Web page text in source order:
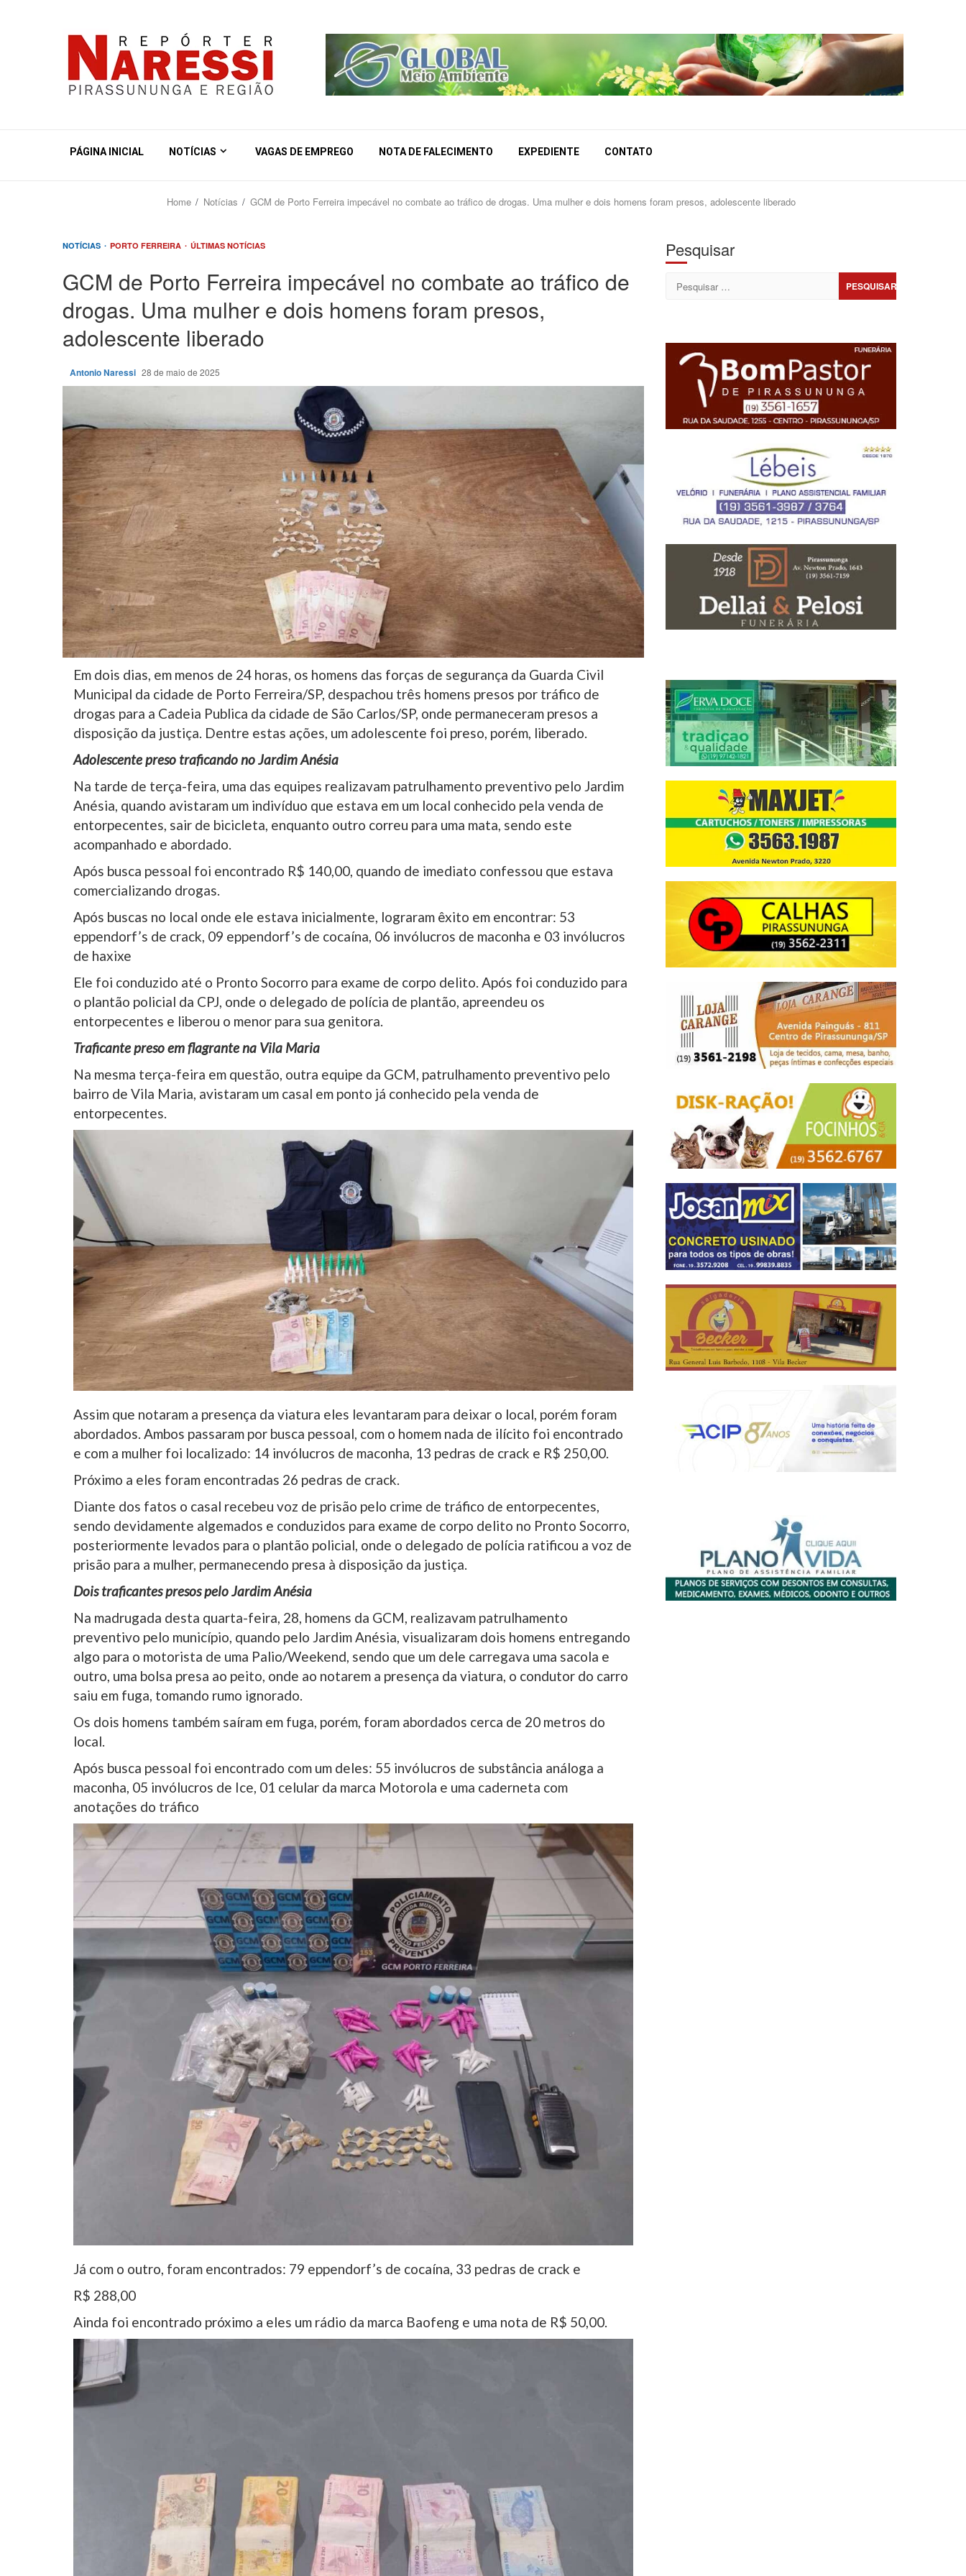
PÁGINA INICIAL NOTÍCIAS VAGAS DE EMPREGO NOTA DE FALECIMENTO EXPEDIENTE CONTATO
Home Notícias GCM de Porto Ferreira impecável no combate ao tráfico de drogas. Uma mulher e dois homens foram presos, adolescente liberado
NOTÍCIAS PORTO FERREIRA ÚLTIMAS NOTÍCIAS
GCM de Porto Ferreira impecável no combate ao tráfico de
drogas. Uma mulher e dois homens foram presos,
adolescente liberado
Antonio Naressi 28 de maio de 2025
Em dois dias, em menos de 24 horas, os homens das forças de segurança da Guarda Civil
Municipal da cidade de Porto Ferreira/SP, despachou três homens presos por tráfico de
drogas para a Cadeia Publica da cidade de São Carlos/SP, onde permaneceram presos a
disposição da justiça. Dentre estas ações, um adolescente foi preso, porém, liberado.
Adolescente preso traficando no Jardim Anésia
Na tarde de terça-feira, uma das equipes realizavam patrulhamento preventivo pelo Jardim
Anésia, quando avistaram um indivíduo que estava em um local conhecido pela venda de
entorpecentes, sair de bicicleta, enquanto outro correu para uma mata, sendo este
acompanhado e abordado.
Após busca pessoal foi encontrado R$ 140,00, quando de imediato confessou que estava
comercializando drogas.
Após buscas no local onde ele estava inicialmente, lograram êxito em encontrar: 53
eppendorf’s de crack, 09 eppendorf’s de cocaína, 06 invólucros de maconha e 03 invólucros
de haxixe
Ele foi conduzido até o Pronto Socorro para exame de corpo delito. Após foi conduzido para
o plantão policial da CPJ, onde o delegado de polícia de plantão, apreendeu os
entorpecentes e liberou o menor para sua genitora.
Traficante preso em flagrante na Vila Maria
Na mesma terça-feira em questão, outra equipe da GCM, patrulhamento preventivo pelo
bairro de Vila Maria, avistaram um casal em ponto já conhecido pela venda de
entorpecentes.
Assim que notaram a presença da viatura eles levantaram para deixar o local, porém foram
abordados. Ambos passaram por busca pessoal, com o homem nada de ilícito foi encontrado
e com a mulher foi localizado: 14 invólucros de maconha, 13 pedras de crack e R$ 250,00.
Próximo a eles foram encontradas 26 pedras de crack.
Diante dos fatos o casal recebeu voz de prisão pelo crime de tráfico de entorpecentes,
sendo devidamente algemados e conduzidos para exame de corpo delito no Pronto Socorro,
posteriormente levados para o plantão policial, onde o delegado de polícia ratificou a voz de
prisão para a mulher, permanecendo presa à disposição da justiça.
Dois traficantes presos pelo Jardim Anésia
Na madrugada desta quarta-feira, 28, homens da GCM, realizavam patrulhamento
preventivo pelo município, quando pelo Jardim Anésia, visualizaram dois homens entregando
algo para o motorista de uma Palio/Weekend, sendo que um dele carregava uma sacola e
outro, uma bolsa presa ao peito, onde ao notarem a presença da viatura, o condutor do carro
saiu em fuga, tomando rumo ignorado.
Os dois homens também saíram em fuga, porém, foram abordados cerca de 20 metros do
local.
Após busca pessoal foi encontrado com um deles: 55 invólucros de substância análoga a
maconha, 05 invólucros de Ice, 01 celular da marca Motorola e uma caderneta com
anotações do tráfico
Já com o outro, foram encontrados: 79 eppendorf’s de cocaína, 33 pedras de crack e
R$ 288,00
Ainda foi encontrado próximo a eles um rádio da marca Baofeng e uma nota de R$ 50,00.
Pesquisar
Pesquisar